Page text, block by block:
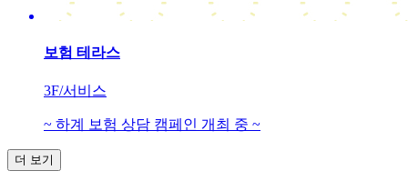
보험 테라스
3F/서비스
~ 하계 보험 상담 캠페인 개최 중 ~
더 보기